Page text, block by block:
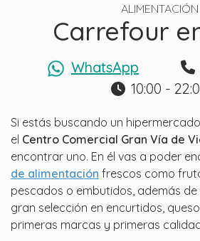
ALIMENTACIÓN
Carrefour
WhatsApp
10:00 -
Si estás buscando un hipermercado
el Centro Comercial Gran Vía de
encontrar uno. En él vas a poder
de alimentación frescos como
pescados o embutidos, además
gran selección en encurtidos,
primeras marcas y primeras